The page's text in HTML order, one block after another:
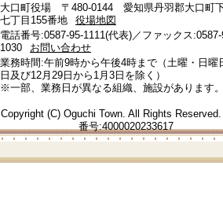
大口町役場 〒480-0144 愛知県丹羽郡大口町
七丁目155番地
役場地図
電話番号:0587-95-1111(代表)／ファックス
1030
お問い合わせ
業務時間:午前9時から午後4時まで（土曜・日曜
日及び12月29日から1月3日を除く）
※一部、業務日が異なる組織、施設があります。
Copyright (C) Oguchi Town. All Rights Reserved.
番号:4000020233617